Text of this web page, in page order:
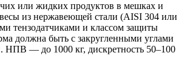
или жидких продуктов в мешках и
из нержавеющей стали (AISI 304 или
тензодатчиками и классом защиты
должна быть с закругленными углами
НПВ — до 1000 кг, дискретность 50–100